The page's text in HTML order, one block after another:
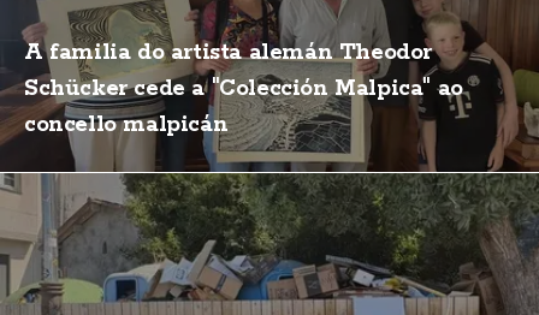
A familia do artista alemán Theodor
Schücker cede a "Colección Malpica" ao
concello malpicán